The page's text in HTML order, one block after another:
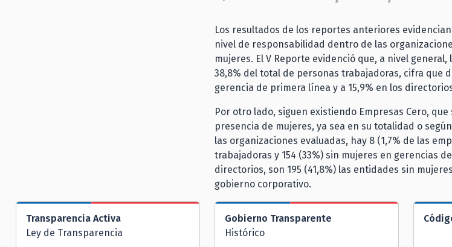
Los resultados de los reportes anteriores
nivel de responsabilidad dentro de las
mujeres. El V Reporte evidenció que, a nivel
38,8% del total de personas trabajadoras, cifra que
gerencia de primera línea y a 15,9% en los
Por otro lado, siguen existiendo Empresas Cero,
presencia de mujeres, ya sea en su totalidad o
las organizaciones evaluadas, hay 8 (1,7% de las
trabajadoras y 154 (33%) sin mujeres en gerencias
directorios, son 195 (41,8%) las entidades sin
gobierno corporativo.
Transparencia Activa
Ley de Transparencia
Gobierno Transparente
Histórico